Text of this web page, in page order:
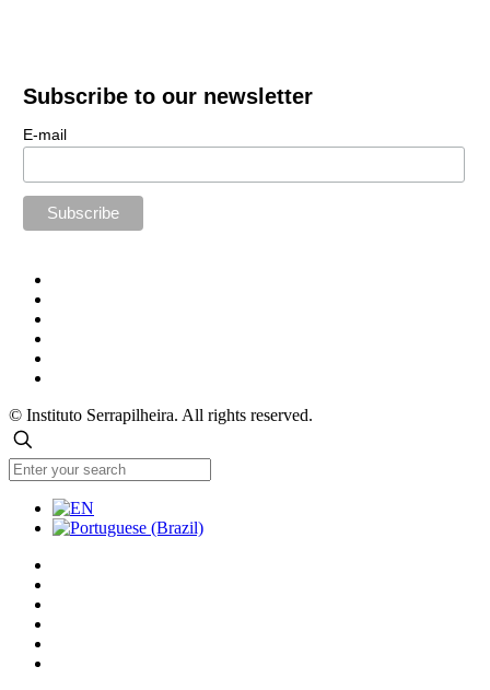
Subscribe to our newsletter
E-mail
© Instituto Serrapilheira. All rights reserved.